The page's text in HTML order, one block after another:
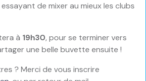
de mixer au mieux les clubs
à 19h30, pour se terminer vers
une belle buvette ensuite !
? Merci de vous inscrire